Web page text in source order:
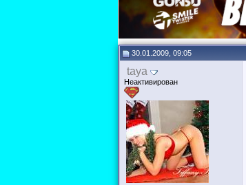
30.01.2009, 09:05
taya
Неактивирован